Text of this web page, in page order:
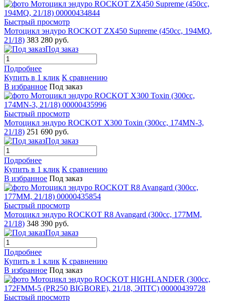
Быстрый просмотр
Мотоцикл эндуро ROCKOT ZX450 Supreme (450сс, 194MQ,
21/18) 383 280 руб.
Под заказ
Подробнее
Купить в 1 клик К сравнению
В избранное Под заказ
Быстрый просмотр
Мотоцикл эндуро ROCKOT X300 Toxin (300сс, 174MN-3,
21/18) 251 690 руб.
Под заказ
Подробнее
Купить в 1 клик К сравнению
В избранное Под заказ
Быстрый просмотр
Мотоцикл эндуро ROCKOT R8 Avangard (300сс, 177MM,
21/18) 348 390 руб.
Под заказ
Подробнее
Купить в 1 клик К сравнению
В избранное Под заказ
Быстрый просмотр